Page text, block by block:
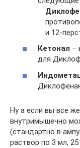
и 12-
Кетонал –
для
Ну а если вы все
внутримышечно
(стандартно в
раствор по 3 мл, 25